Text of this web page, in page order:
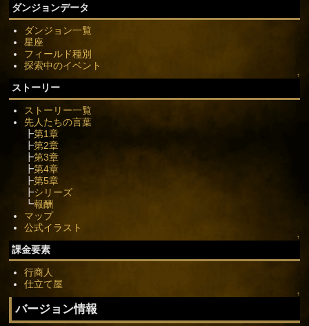
ダンジョンデータ
ダンジョン一覧
星座
フィールド種別
探索中のイベント
↑
ストーリー
ストーリー一覧
先人たちの言葉
┣第1章
┣第2章
┣第3章
┣第4章
┣第5章
┣シリーズ
┗報酬
マップ
公式イラスト
↑
課金要素
行商人
仕立て屋
↑
バージョン情報